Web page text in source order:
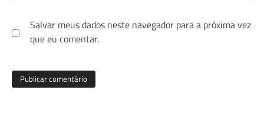
Salvar meus dados neste navegador para a próxima vez
que eu comentar.